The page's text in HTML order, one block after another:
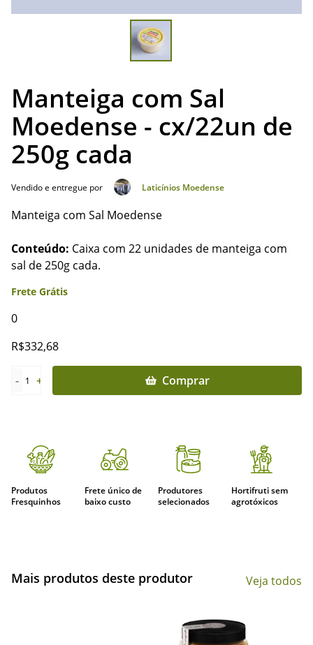
Manteiga com Sal
Moedense - cx/22un de
250g cada
Vendido e entregue por Laticínios Moedense
Manteiga com Sal Moedense
Conteúdo: Caixa com 22 unidades de manteiga com
sal de 250g cada.
Frete Grátis
0
R$332,68
- 1 + Comprar
Produtos
Fresquinhos
Frete único de
baixo custo
Produtores
selecionados
Hortifruti sem
agrotóxicos
Mais produtos deste produtor Veja todos